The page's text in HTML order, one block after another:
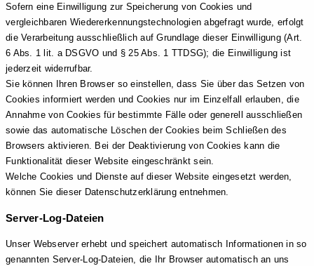
Sofern eine Einwilligung zur Speicherung von Cookies und
vergleichbaren Wiedererkennungstechnologien abgefragt wurde, erfolgt
die Verarbeitung ausschließlich auf Grundlage dieser Einwilligung (Art.
6 Abs. 1 lit. a DSGVO und § 25 Abs. 1 TTDSG); die Einwilligung ist
jederzeit widerrufbar.
Sie können Ihren Browser so einstellen, dass Sie über das Setzen von
Cookies informiert werden und Cookies nur im Einzelfall erlauben, die
Annahme von Cookies für bestimmte Fälle oder generell ausschließen
sowie das automatische Löschen der Cookies beim Schließen des
Browsers aktivieren. Bei der Deaktivierung von Cookies kann die
Funktionalität dieser Website eingeschränkt sein.
Welche Cookies und Dienste auf dieser Website eingesetzt werden,
können Sie dieser Datenschutzerklärung entnehmen.
Server-Log-Dateien
Unser Webserver erhebt und speichert automatisch Informationen in so
genannten Server-Log-Dateien, die Ihr Browser automatisch an uns